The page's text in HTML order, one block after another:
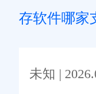
存软件哪家
未知 |